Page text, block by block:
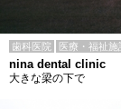
歯科医院 医療・福祉施
nina dental clinic
大きな梁の下で